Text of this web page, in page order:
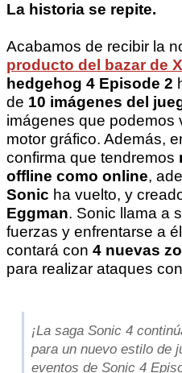
La historia se repite.
Acabamos de recibir la
producto del bazar de
hedgehog 4 Episode 2
de 10 imágenes del
imágenes que podemos
motor gráfico. Además,
confirma que tendremos
offline como online,
Sonic ha vuelto, y
Eggman. Sonic llama a
fuerzas y enfrentarse a
contará con 4 nuevas
para realizar ataques
¡La saga Sonic 4
para un nuevo estilo de
eventos de Sonic 4